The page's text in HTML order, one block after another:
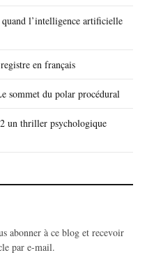
l’intelligence artificielle
en français
sommet du polar procédural
un thriller psychologique
abonner à ce blog et recevoir
par e-mail.